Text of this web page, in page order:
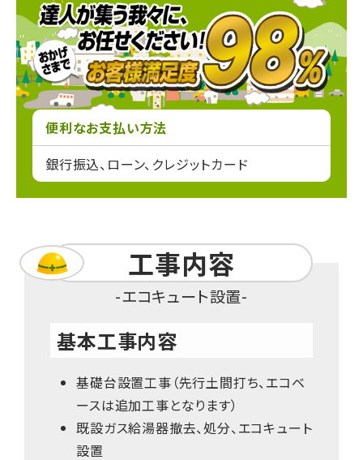
便利なお支払い方法
銀行振込、ローン、クレジットカード
工事内容
エコキュート設置
基本工事内容
基礎台設置工事（先行土間打ち、エコベ
ースは追加工事となります）
既設ガス給湯器撤去、処分、エコキュート
設置